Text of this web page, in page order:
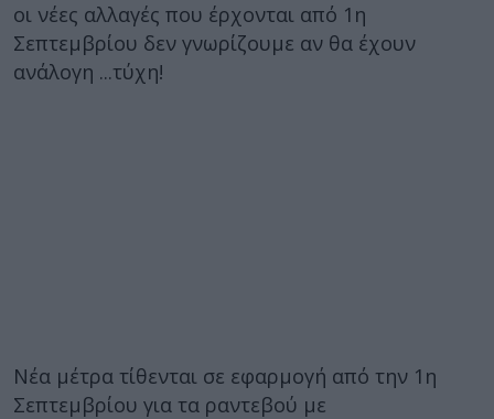
οι νέες αλλαγές που έρχονται από 1η
Σεπτεμβρίου δεν γνωρίζουμε αν θα έχουν
ανάλογη ...τύχη!
Νέα μέτρα τίθενται σε εφαρμογή από την 1η
Σεπτεμβρίου για τα ραντεβού με